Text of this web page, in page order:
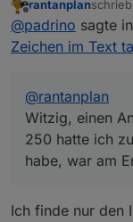
250 hatte
war am
Offline
rantanplan
zuletzt
@padrino sagte in
Zeichen im Text
@rantanplan
Witzig, einen
250 hatte ich
habe, war am
Ich finde nur den